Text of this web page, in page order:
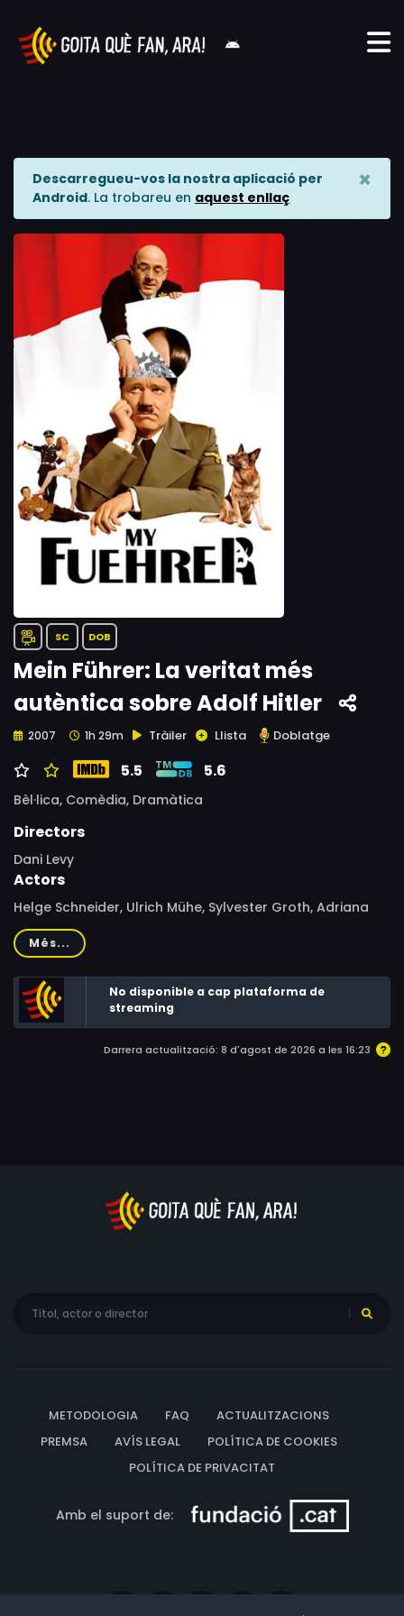
Descarregueu-vos la nostra aplicació per
Android. La trobareu en aquest enllaç
×
SC DOB
Mein Führer: La veritat més
autèntica sobre Adolf Hitler
2007 1h 29m Tràiler Llista Doblatge
5.5 5.6
Bèl·lica, Comèdia, Dramàtica
Directors
Dani Levy
Actors
Helge Schneider, Ulrich Mühe, Sylvester Groth, Adriana
Altaras, Stefan Kurt, Ulrich Noethen, Lambert Hamel, Udo
Kroschwald, Torsten Michaelis, Victor Schefé, Axel
Werner, Lars Rudolph, Bernd Stegemann, Ilja Richter,
Jana Catharina Schmidt, René Böhnke, Meret Becker,
Karsten Bähn, Katja Riemann, Tim Fischer, Sebastian
Fuhrmann, Angelika Gersdorf, Marion Kracht, Rüdiger
Més...
No disponible a cap plataforma de
streaming
Darrera actualització: 8 d'agost de 2026 a les 16:23
METODOLOGIA FAQ
ACTUALITZACIONS
PREMSA
AVÍS LEGAL
POLÍTICA DE COOKIES
POLÍTICA DE PRIVACITAT
Amb el suport de: